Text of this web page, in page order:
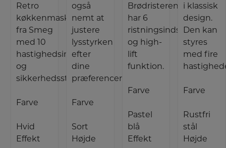
Retro
køkkenmaskine
fra Smeg
med 10
hastighedsindstillinger
og
sikkerhedsstop.
Farve
Hvid
Effekt
også
nemt at
justere
lysstyrken
efter
dine
præferencer.
Farve
Sort
Højde
Brødristeren
har 6
ristningsindstillinger
og high-
lift
funktion.
Farve
Pastel
blå
Effekt
i klassisk
design.
Den kan
styres
med fire
Farve
Rustfri
stål
Højde